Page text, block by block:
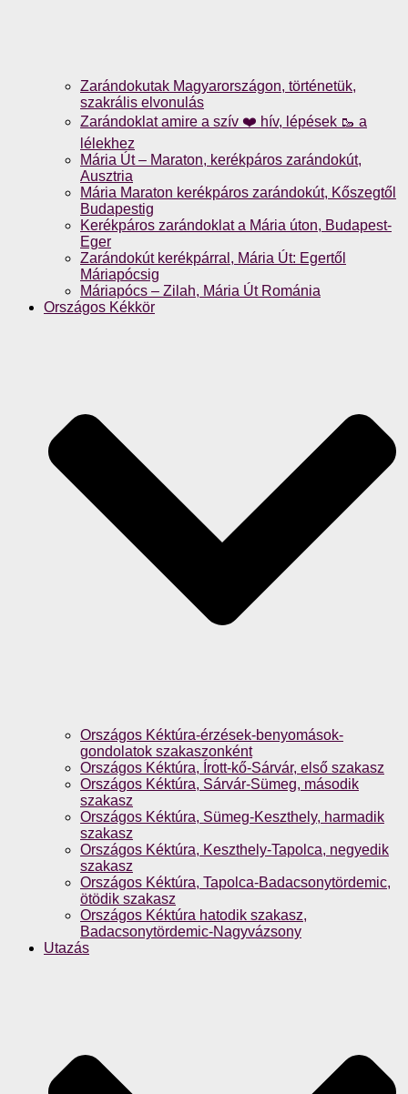
Zarándokutak Magyarországon, történetük,
szakrális elvonulás
Zarándoklat amire a szív ❤️ hív, lépések 🥾 a
lélekhez
Mária Út – Maraton, kerékpáros zarándokút,
Ausztria
Mária Maraton kerékpáros zarándokút, Kőszegtől
Budapestig
Kerékpáros zarándoklat a Mária úton, Budapest-
Eger
Zarándokút kerékpárral, Mária Út: Egertől
Máriapócsig
Máriapócs – Zilah, Mária Út Románia
Országos Kékkör
Országos Kéktúra-érzések-benyomások-
gondolatok szakaszonként
Országos Kéktúra, Írott-kő-Sárvár, első szakasz
Országos Kéktúra, Sárvár-Sümeg, második
szakasz
Országos Kéktúra, Sümeg-Keszthely, harmadik
szakasz
Országos Kéktúra, Keszthely-Tapolca, negyedik
szakasz
Országos Kéktúra, Tapolca-Badacsonytördemic,
ötödik szakasz
Országos Kéktúra hatodik szakasz,
Badacsonytördemic-Nagyvázsony
Utazás